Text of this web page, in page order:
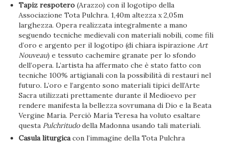
Tapiz respotero (Arazzo) con il logotipo della
Associazione Tota Pulchra. 1,40m altezza x 2,05m
larghezza. Opera realizzata integralmente a mano
seguendo tecniche medievali con materiali nobili, come fili
d’oro e argento per il logotipo (di chiara ispirazioneArt
Nouveau) e tessuto cachemire granate per lo sfondo
dell’opera. L’artista ha affermato che è stato fatto con
tecniche 100% artigianali con la possibilità di restauri nel
futuro. L’oro e l’argento sono materiali tipici dell’Arte
Sacra utilizzati prettamente durante il Medioevo per
rendere manifesta la bellezza sovrumana di Dio e la Beata
Vergine Maria. Perciò María Teresa ha voluto esaltare
questa Pulchritudodella Madonna usando tali materiali.
Casula liturgicacon l’immagine della Tota Pulchra